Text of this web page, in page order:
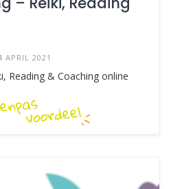
APRIL 2021
Reading & Coaching online